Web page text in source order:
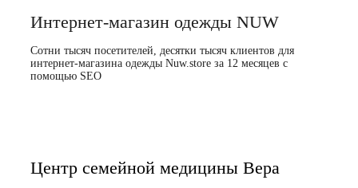
Интернет-магазин одежды NUW
Сотни тысяч посетителей, десятки тысяч клиентов для
интернет-магазина одежды Nuw.store за 12 месяцев с
помощью SEO
Центр семейной медицины Вера